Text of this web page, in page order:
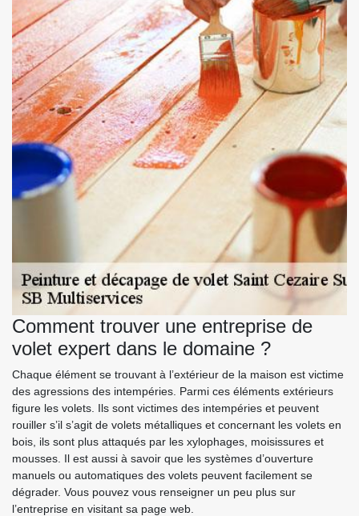
Comment trouver une entreprise de
volet expert dans le domaine ?
Chaque élément se trouvant à l’extérieur de la maison est victime
des agressions des intempéries. Parmi ces éléments extérieurs
figure les volets. Ils sont victimes des intempéries et peuvent
rouiller s’il s’agit de volets métalliques et concernant les volets en
bois, ils sont plus attaqués par les xylophages, moisissures et
mousses. Il est aussi à savoir que les systèmes d’ouverture
manuels ou automatiques des volets peuvent facilement se
dégrader. Vous pouvez vous renseigner un peu plus sur
l’entreprise en visitant sa page web.